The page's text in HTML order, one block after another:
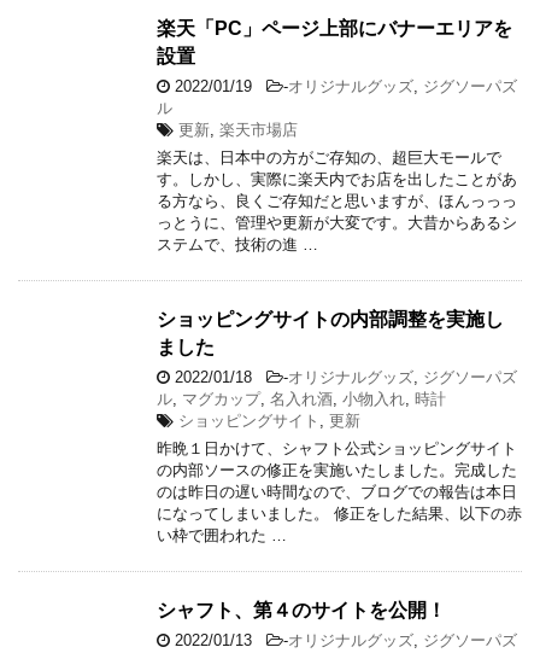
楽天「PC」ページ上部にバナーエリアを
設置
2022/01/19 -オリジナルグッズ ジグソーパズ
ル
更新 楽天市場店
楽天は、日本中の方がご存知の、超巨大モールで
す。しかし、実際に楽天内でお店を出したことがあ
る方なら、良くご存知だと思いますが、ほんっっっ
っとうに、管理や更新が大変です。大昔からあるシ
ステムで、技術の進 …
ショッピングサイトの内部調整を実施し
ました
2022/01/18 -オリジナルグッズ ジグソーパズ
ル マグカップ, 名入れ酒 小物入れ 時計
ショッピングサイト
更新
昨晩１日かけて、シャフト公式ショッピングサイト
の内部ソースの修正を実施いたしました。完成した
のは昨日の遅い時間なので、ブログでの報告は本日
になってしまいました。 修正をした結果、以下の赤
い枠で囲われた …
シャフト、第４のサイトを公開！
2022/01/13 -オリジナルグッズ ジグソーパズ